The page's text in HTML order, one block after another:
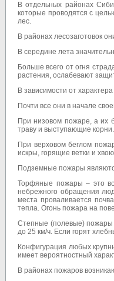
В отдельных районах
которые проводятся с
лес.
В районах лесозаготовок
В середине лета
Больше всего от огня
растения, ослабевают
В зависимости от
Почти все они в начале
При низовом пожаре, а их
траву и выступающие корни.
При верховом беглом
искры, горящие ветки и
Подземные пожары
Торфяные пожары – это
небрежного обращения
места проваливается
тепла. Огонь пожара на
Степные (полевые) пожары
до 25 км/ч. Если горят
Конфигурация любых
имеет вероятностный
В районах пожаров